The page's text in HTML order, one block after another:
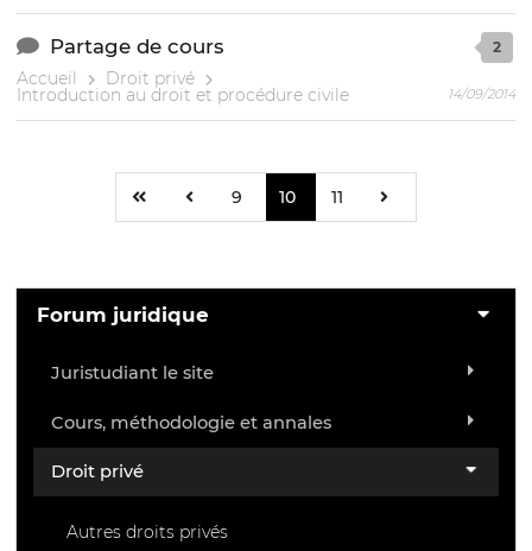
Partage de cours
Accueil Droit privé
Introduction au droit et procédure civile
2
14/09/2014
9 10 11
Forum juridique
Juristudiant le site
Cours, méthodologie et annales
Droit privé
Autres droits privés